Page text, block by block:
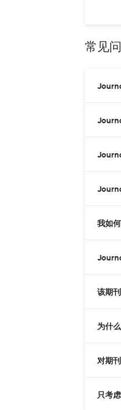
常见
我如
该期
为什
对期
只考